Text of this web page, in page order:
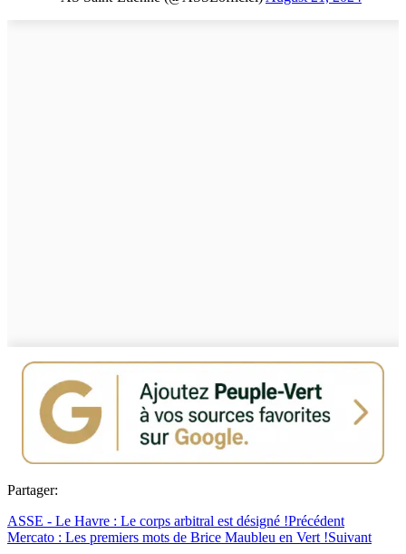
Partager:
ASSE - Le Havre : Le corps arbitral est désigné !Précédent
Mercato : Les premiers mots de Brice Maubleu en Vert !Suivant